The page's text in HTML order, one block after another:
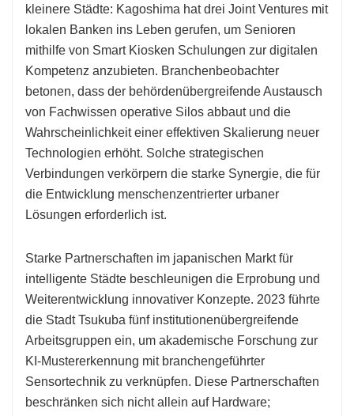
kleinere Städte: Kagoshima hat drei Joint Ventures mit
lokalen Banken ins Leben gerufen, um Senioren
mithilfe von Smart Kiosken Schulungen zur digitalen
Kompetenz anzubieten. Branchenbeobachter
betonen, dass der behördenübergreifende Austausch
von Fachwissen operative Silos abbaut und die
Wahrscheinlichkeit einer effektiven Skalierung neuer
Technologien erhöht. Solche strategischen
Verbindungen verkörpern die starke Synergie, die für
die Entwicklung menschenzentrierter urbaner
Lösungen erforderlich ist.
Starke Partnerschaften im japanischen Markt für
intelligente Städte beschleunigen die Erprobung und
Weiterentwicklung innovativer Konzepte. 2023 führte
die Stadt Tsukuba fünf institutionenübergreifende
Arbeitsgruppen ein, um akademische Forschung zur
KI-Mustererkennung mit branchengeführter
Sensortechnik zu verknüpfen. Diese Partnerschaften
beschränken sich nicht allein auf Hardware;